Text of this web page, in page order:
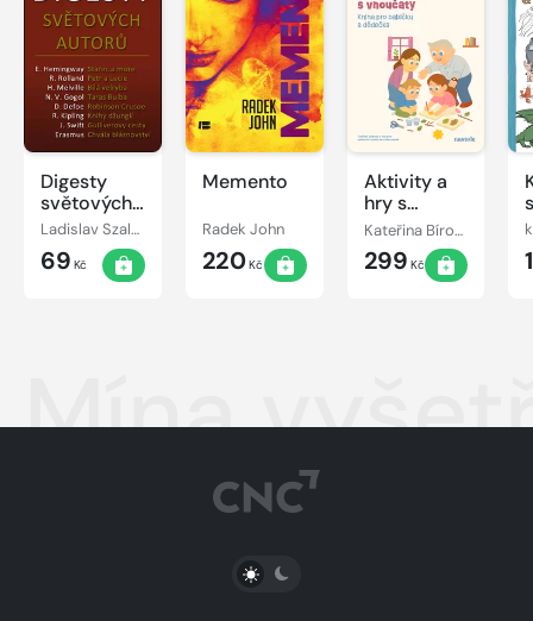
Digesty
světových
autorů
Ladislav Szalai, Romana Szalaiová
69 Kč
Memento
Radek John
220Kč
Aktivity a
hry s
vnoučaty Kateřina Bírová
299 Kč
Mína
PŘEPNOUT SVĚTLÝ/TMAVÝ REŽIM